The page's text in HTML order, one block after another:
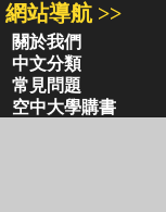
網站導航 >>
關於我們
中文分類
常見問題
空中大學購書